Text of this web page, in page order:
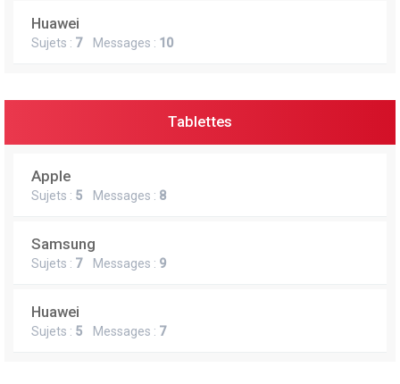
Huawei
Sujets : 7Messages : 10
Tablettes
Apple
Sujets : 5 Messages : 8
Samsung
Sujets : 7Messages : 9
Huawei
Sujets : 5 Messages : 7